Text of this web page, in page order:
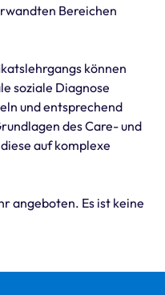
Bereichen
können
soziale Diagnose
und entsprechend
des Care- und
auf komplexe
angeboten. Es ist keine